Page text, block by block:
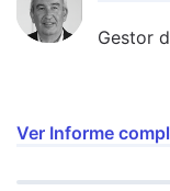
Gestor
Ver Informe